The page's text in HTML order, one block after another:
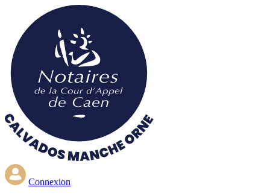
contenu
principal
Connexion